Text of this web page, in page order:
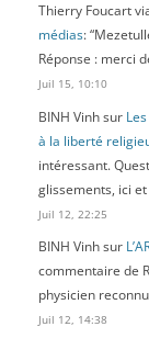
Lecture,
Pour réfléchir
histoire longue
du bien et du
par des phases
séparation.
de l’autonomie
savoirs et à
conséquence
appartenance,
libération.
institutionnalise
libertés.
Thierry Foucart
médias: “
Réponse : merci
Juil 15, 10:10
BINH Vinhsur
à la liberté
intéressant.
glissements, ici
Juil 12, 22:25
BINH Vinhsur
commentaire de
physicien
Juil 12, 14:38